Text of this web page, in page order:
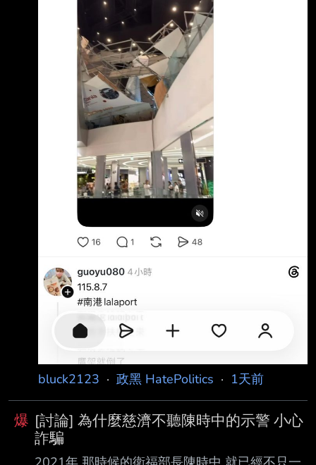
bluck2123 · 政黑 HatePolitics · 1天前
爆 [討論] 為什麼慈濟不聽陳時中的示警 小心
詐騙